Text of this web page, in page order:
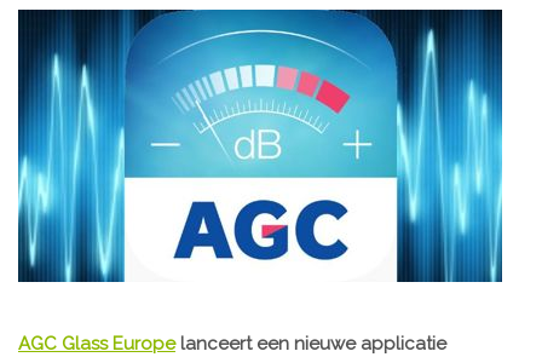
AGC Glass Europelanceert een nieuwe applicatie